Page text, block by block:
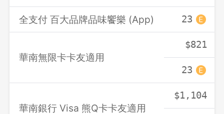
全支付 百大品牌品味饗樂 (App) 23
華南無限卡卡友適用
$821
23
華南銀行 Visa 熊Q卡卡友適用
$1,104